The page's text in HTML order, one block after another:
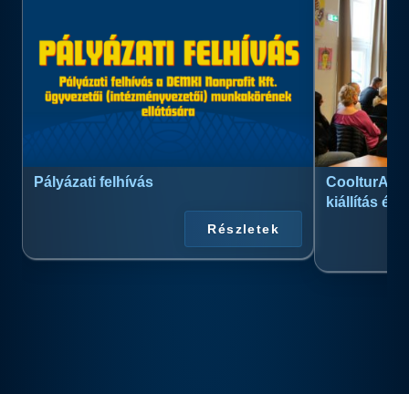
Pályázati felhívás
Részletek
kiállítás és